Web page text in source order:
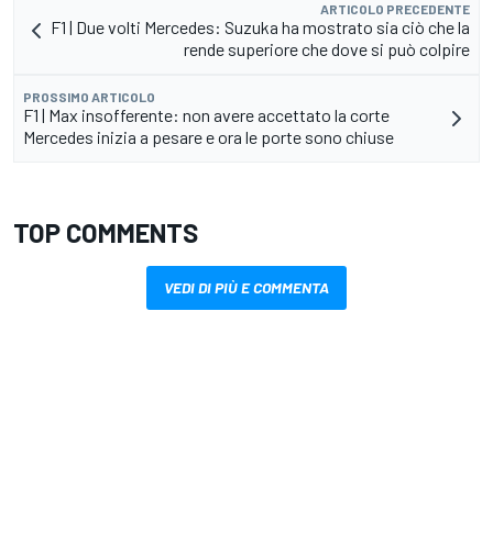
ARTICOLO PRECEDENTE
F1 | Due volti Mercedes: Suzuka ha mostrato sia ciò che la
rende superiore che dove si può colpire
PROSSIMO ARTICOLO
F1 | Max insofferente: non avere accettato la corte
Mercedes inizia a pesare e ora le porte sono chiuse
TOP COMMENTS
VEDI DI PIÙ E COMMENTA